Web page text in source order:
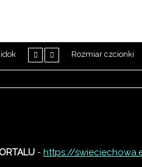
Rozmiar czcionki
- https://